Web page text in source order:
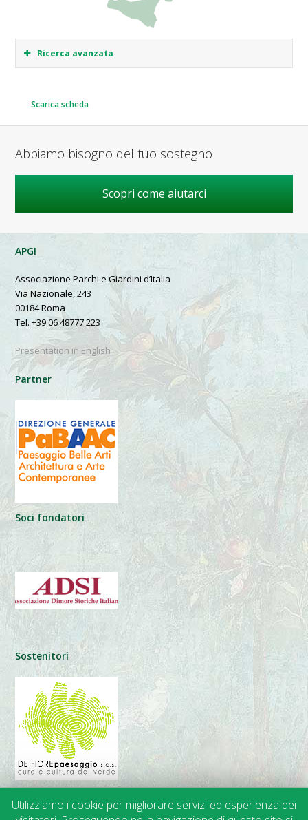
Ricerca avanzata
Scarica scheda
Abbiamo bisogno del tuo sostegno
Scopri come aiutarci
APGI
Associazione Parchi e Giardini d’Italia
Via Nazionale, 243
00184 Roma
Tel. +39 06 48777 223
Presentation in English
Partner
Soci fondatori
Sostenitori
Utilizziamo i cookie per migliorare servizi ed esperienza dei